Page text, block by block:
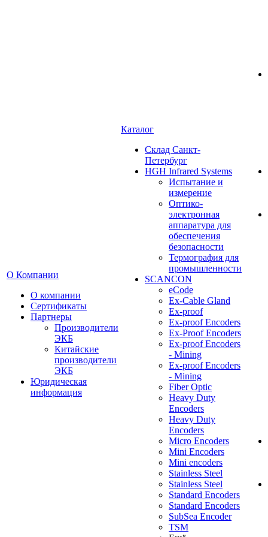
О Компании
О компании
Сертификаты
Партнеры
Производители
ЭКБ
Китайские
производители
ЭКБ
Юридическая
информация
Каталог
Cклад Санкт-
Петербург
HGH Infrared Systems
Испытание и
измерение
Оптико-
электронная
аппаратура для
обеспечения
безопасности
Термография для
промышленности
SCANCON
eCode
Ex-Cable Gland
Ex-proof
Ex-proof Encoders
Ex-Proof Encoders
Ex-proof Encoders
- Mining
Ex-proof Encoders
- Mining
Fiber Optic
Heavy Duty
Encoders
Heavy Duty
Encoders
Micro Encoders
Mini Encoders
Mini encoders
Stainless Steel
Stainless Steel
Standard Encoders
Standard Encoders
SubSea Encoder
TSM